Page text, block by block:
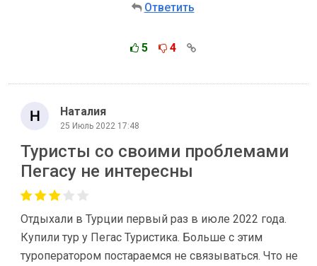
Ответить
5 4
Наталия
25 Июль 2022 17:48
Туристы со своими проблемами
Пегасу не интересны
Отдыхали в Турции первый раз в июле 2022 года.
Купили тур у Пегас Туристика. Больше с этим
туроператором постараемся не связываться. Что не